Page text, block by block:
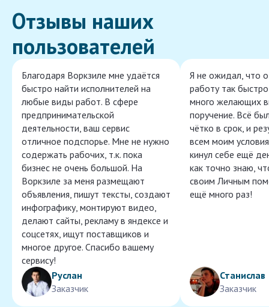
Отзывы наших
пользователей
Благодаря Воркзиле мне удаётся
быстро найти исполнителей на
любые виды работ. В сфере
предпринимательской
деятельности, ваш сервис
отличное подспорье. Мне не нужно
содержать рабочих, т.к. пока
бизнес не очень большой. На
Воркзиле за меня размещают
объявления, пишут тексты, создают
инфографику, монтируют видео,
делают сайты, рекламу в яндексе и
соцсетях, ищут поставщиков и
многое другое. Спасибо вашему
сервису!
Руслан
Заказчик
Я не ожидал, что
работу так
много желающих
поручение. Всё
чётко в срок, и
всем моим
кинул себе ещё
как точно знаю,
своим Личным
ещё много раз!
Станислав
Заказчик